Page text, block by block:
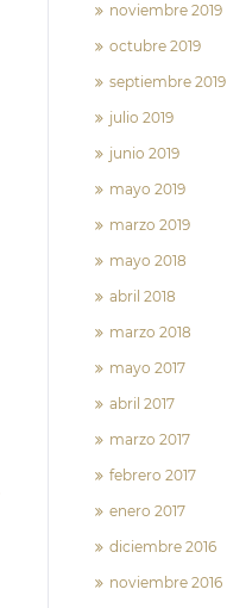
noviembre 2019
octubre 2019
septiembre 2019
julio 2019
junio 2019
mayo 2019
marzo 2019
mayo 2018
abril 2018
marzo 2018
mayo 2017
abril 2017
marzo 2017
febrero 2017
enero 2017
diciembre 2016
noviembre 2016